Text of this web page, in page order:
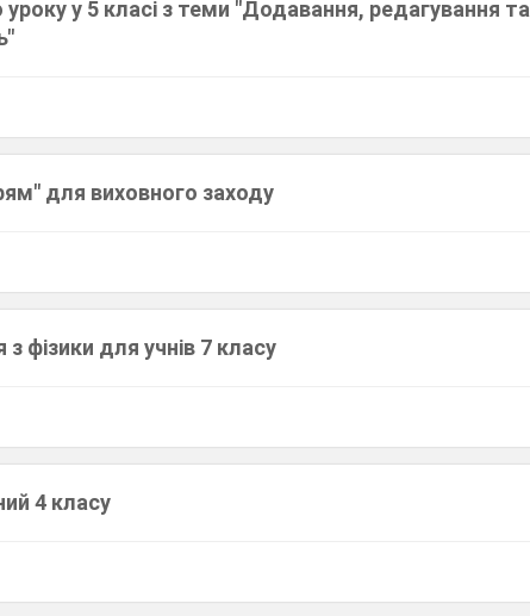
у 5 класі з теми "Додавання, редагування та
для виховного заходу
з фізики для учнів 7 класу
4 класу